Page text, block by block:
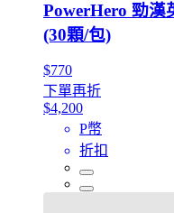
PowerHero 勁漢
(30顆/包)
$770
下單再折
$4,200
P幣
折扣